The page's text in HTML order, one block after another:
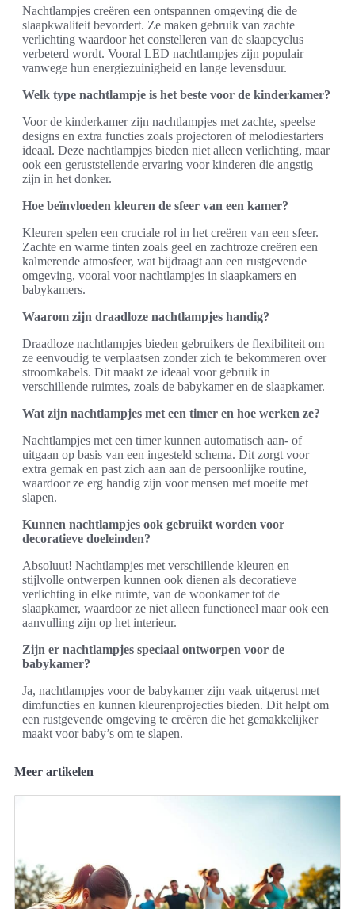
Nachtlampjes creëren een ontspannen omgeving die de
slaapkwaliteit bevordert. Ze maken gebruik van zachte
verlichting waardoor het constelleren van de slaapcyclus
verbeterd wordt. Vooral LED nachtlampjes zijn populair
vanwege hun energiezuinigheid en lange levensduur.
Welk type nachtlampje is het beste voor de kinderkamer?
Voor de kinderkamer zijn nachtlampjes met zachte, speelse
designs en extra functies zoals projectoren of melodiestarters
ideaal. Deze nachtlampjes bieden niet alleen verlichting, maar
ook een geruststellende ervaring voor kinderen die angstig
zijn in het donker.
Hoe beïnvloeden kleuren de sfeer van een kamer?
Kleuren spelen een cruciale rol in het creëren van een sfeer.
Zachte en warme tinten zoals geel en zachtroze creëren een
kalmerende atmosfeer, wat bijdraagt aan een rustgevende
omgeving, vooral voor nachtlampjes in slaapkamers en
babykamers.
Waarom zijn draadloze nachtlampjes handig?
Draadloze nachtlampjes bieden gebruikers de flexibiliteit om
ze eenvoudig te verplaatsen zonder zich te bekommeren over
stroomkabels. Dit maakt ze ideaal voor gebruik in
verschillende ruimtes, zoals de babykamer en de slaapkamer.
Wat zijn nachtlampjes met een timer en hoe werken ze?
Nachtlampjes met een timer kunnen automatisch aan- of
uitgaan op basis van een ingesteld schema. Dit zorgt voor
extra gemak en past zich aan aan de persoonlijke routine,
waardoor ze erg handig zijn voor mensen met moeite met
slapen.
Kunnen nachtlampjes ook gebruikt worden voor
decoratieve doeleinden?
Absoluut! Nachtlampjes met verschillende kleuren en
stijlvolle ontwerpen kunnen ook dienen als decoratieve
verlichting in elke ruimte, van de woonkamer tot de
slaapkamer, waardoor ze niet alleen functioneel maar ook een
aanvulling zijn op het interieur.
Zijn er nachtlampjes speciaal ontworpen voor de
babykamer?
Ja, nachtlampjes voor de babykamer zijn vaak uitgerust met
dimfuncties en kunnen kleurenprojecties bieden. Dit helpt om
een rustgevende omgeving te creëren die het gemakkelijker
maakt voor baby’s om te slapen.
Meer artikelen